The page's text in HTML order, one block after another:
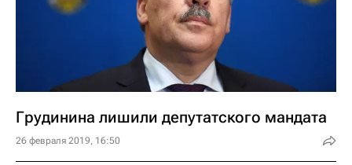
Грудинина лишили депутатского мандата
26 февраля 2019, 16:50